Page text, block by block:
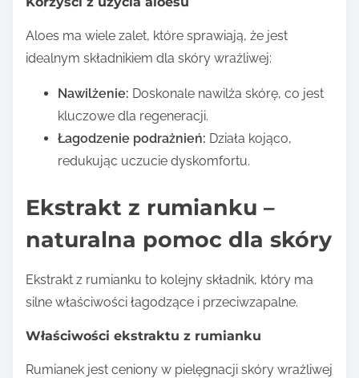
Aloes ma wiele zalet, które sprawiają, że jest
idealnym składnikiem dla skóry wrażliwej:
Nawilżenie: Doskonale nawilża skórę, co jest
kluczowe dla regeneracji.
Łagodzenie podrażnień: Działa kojąco,
redukując uczucie dyskomfortu.
Ekstrakt z rumianku –
naturalna pomoc dla skóry
Ekstrakt z rumianku to kolejny składnik, który ma
silne właściwości łagodzące i przeciwzapalne.
Właściwości ekstraktu z rumianku
Rumianek jest ceniony w pielęgnacji skóry wrażliwej